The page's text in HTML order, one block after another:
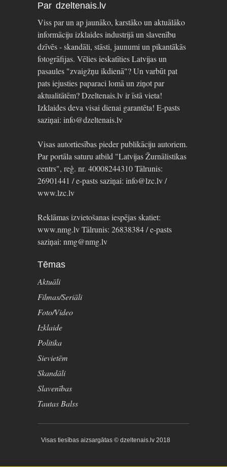
Par dzeltenais.lv
Viss par un ap jaunāko, karstāko un aktuālāko
informāciju izklaides industrijā un slavenību
dzīvēs - skandāli, stāsti, jaunumi un pikantākās
fotogrāfijas. Vēlies ieskatīties Latvijas un
pasaules "zvaigžņu ikdienā"? Un varbūt pat
pats iejusties paparaci lomā un ziņot par
aktualitātēm? Dzeltenais.lv ir īstā vieta!
Izklaides deva visai dienai garantēta! E-pasts
saziņai: info@dzeltenais.lv
Visas autortiesības pieder publikāciju autoriem.
Par portāla saturu atbild "Latvijas Žurnālistikas
centrs", reģ. nr. 40008244310 Tālrunis:
26901441 / e-pasts saziņai: info@lzc.lv /
www.lzc.lv
Reklāmas izvietošanas iespējas skatiet:
www.nmg.lv Tālrunis: 26838384 / e-pasts
saziņai: nmg@nmg.lv
Tēmas
Aktuāli
Filmas/Seriāli
Foto/Video
Izklaide
Politika
Sievietēm
Skandāli
Slavenības
Tautas Balss
Visas tiesības aizsargātas © dzeltenais.lv 2018